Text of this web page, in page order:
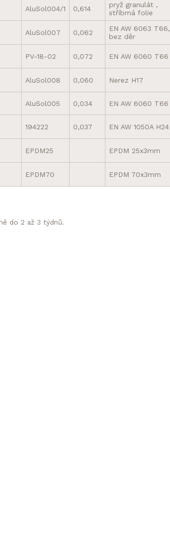
AluSol004/1 0,614
pryž granulát ,
stříbrná folie
AluSol007 0,062
EN AW 6063 T66,
bez děr
PV-18-02 0,072 EN AW 6060 T66
AluSol008 0,060 Nerez H17
AluSol005 0,034 EN AW 6060 T66
194222 0,037 EN AW 1050A H24
EPDM25 EPDM 25x3mm
EPDM70 EPDM 70x3mm
do 2 až 3 týdnů.